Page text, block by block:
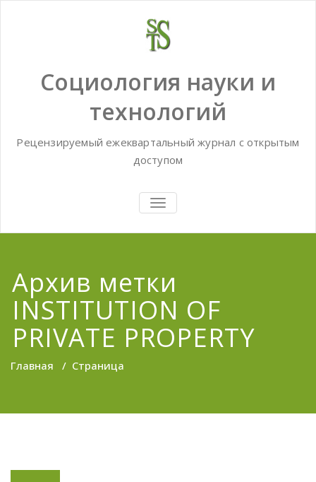
Социология науки и
технологий
Рецензируемый ежеквартальный журнал с открытым
доступом
TOGGLE
NAVIGATION
Архив метки
INSTITUTION OF
PRIVATE PROPERTY
Главная / Страница